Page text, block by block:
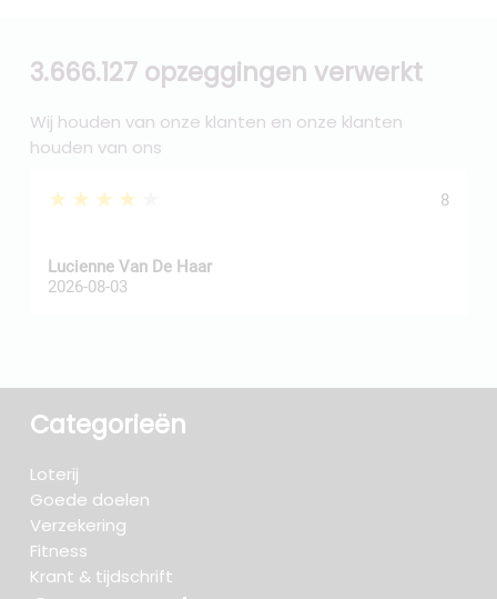
3.666.127 opzeggingen verwerkt
Wij houden van onze klanten en onze klanten
houden van ons
★★★★★ 8
Lucienne Van De Haar
2026-08-03
Categorieën
Loterij
Goede doelen
Verzekering
Fitness
Krant & tijdschrift